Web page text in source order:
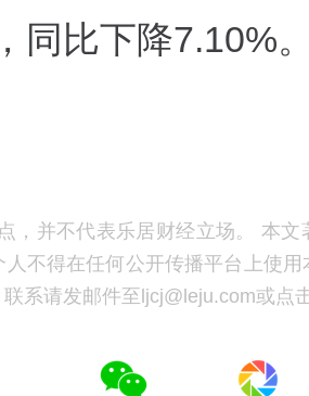
同比下降7.10%
，并不代表乐居财经立场。 本文
不得在任何公开传播平台上使
系请发邮件至ljcj@leju.com或点